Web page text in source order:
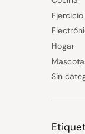
Ejercicio
Hogar
Sin